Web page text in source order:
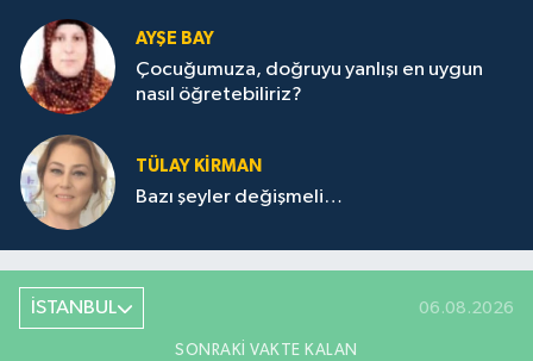
AYŞE BAY
Çocuğumuza, doğruyu yanlışı en uygun
nasıl öğretebiliriz?
TÜLAY KİRMAN
Bazı şeyler değişmeli…
İSTANBUL 06.08.2026
SONRAKI VAKTE KALAN